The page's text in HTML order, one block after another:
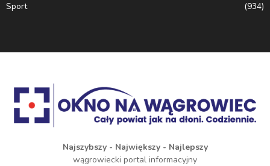
Sport
(934)
Najszybszy - Największy - Najlepszy
wągrowiecki portal informacyjny